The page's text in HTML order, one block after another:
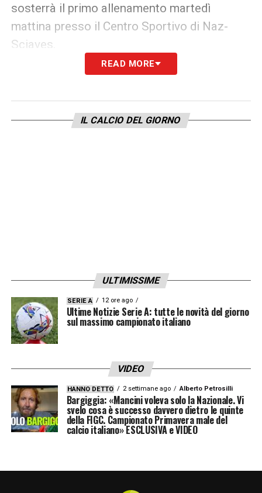
sosterrà il primo allenamento martedì
mattina presso il Centro Sportivo di Naz-
Sciaves.
Questa la lista dei calciatori convocati:
PORTIERI:
Wladimiro (1995),Fruchtl
(2006),PérezMatías (2005),Tiago
Gabriel(2004).
ESTERNI DIFENSIVI:
(2000),KouassiOwen (2003),UbaniMarlon
(2005),VeigaDanilo (2002).
CENTROCAMPISTI:
READ MORE
IL CALCIO DEL GIORNO
ULTIMISSIME
SERIE A 12 ore ago
Ultime Notizie Serie A: tutte le novità del giorno
sul massimo campionato italiano
VIDEO
HANNO DETTO 2 settimane ago Alberto Petrosilli
Bargiggia: «Mancini voleva solo la Nazionale. Vi
svelo cosa è successo davvero dietro le quinte
della FIGC. Campionato Primavera male del
calcio italiano» ESCLUSIVA e VIDEO